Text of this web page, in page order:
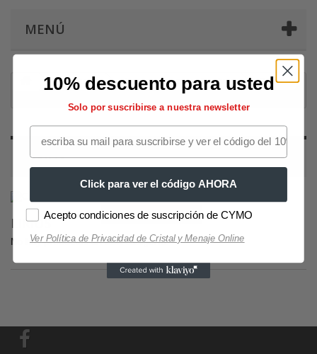
MENÚ
Decoración Fotomurales autoadhesivos
Flores
LIRIOS
Selección Copas de Vino y Champagne
Selección Copas
LIRIOS
No hay productos en esta categoría.
10% descuento para usted
Solo por suscribirse a nuestra newsletter
Click para ver el código AHORA
Acepto condiciones de suscripción de CYMO
Ver Política de Privacidad de Cristal y Menaje Online